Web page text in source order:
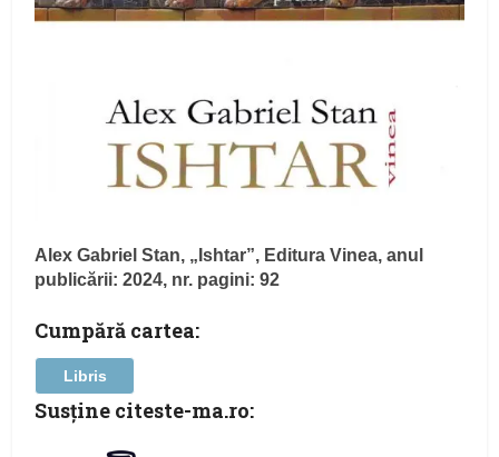
Alex Gabriel Stan, „Ishtar”, Editura Vinea, anul
publicării: 2024, nr. pagini: 92
Cumpără cartea:
Libris
Susţine citeste-ma.ro: